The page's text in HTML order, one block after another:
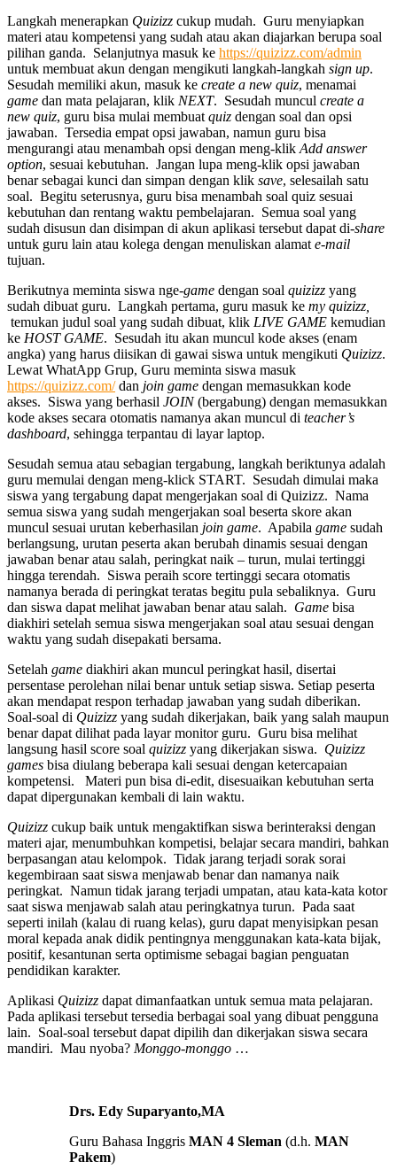
Langkah menerapkan Quizizz cukup mudah. Guru menyiapkan
materi atau kompetensi yang sudah atau akan diajarkan berupa soal
pilihan ganda. Selanjutnya masuk ke https://quizizz.com/admin
untuk membuat akun dengan mengikuti langkah-langkah sign up.
Sesudah memiliki akun, masuk ke create a new quiz, menamai
game dan mata pelajaran, klik NEXT. Sesudah muncul create a
new quiz, guru bisa mulai membuat quiz dengan soal dan opsi
jawaban. Tersedia empat opsi jawaban, namun guru bisa
mengurangi atau menambah opsi dengan meng-klik Add answer
option, sesuai kebutuhan. Jangan lupa meng-klik opsi jawaban
benar sebagai kunci dan simpan dengan klik save, selesailah satu
soal. Begitu seterusnya, guru bisa menambah soal quiz sesuai
kebutuhan dan rentang waktu pembelajaran. Semua soal yang
sudah disusun dan disimpan di akun aplikasi tersebut dapat di-share
untuk guru lain atau kolega dengan menuliskan alamat e-mail
tujuan.
Berikutnya meminta siswa nge-game dengan soal quizizz yang
sudah dibuat guru. Langkah pertama, guru masuk ke my quizizz,
temukan judul soal yang sudah dibuat, klik LIVE GAME kemudian
ke HOST GAME. Sesudah itu akan muncul kode akses (enam
angka) yang harus diisikan di gawai siswa untuk mengikuti Quizizz.
Lewat WhatApp Grup, Guru meminta siswa masuk
https://quizizz.com/dan join game dengan memasukkan kode
akses. Siswa yang berhasil JOIN(bergabung) dengan memasukkan
kode akses secara otomatis namanya akan muncul di teacher’s
dashboard, sehingga terpantau di layar laptop.
Sesudah semua atau sebagian tergabung, langkah beriktunya adalah
guru memulai dengan meng-klick START. Sesudah dimulai maka
siswa yang tergabung dapat mengerjakan soal di Quizizz. Nama
semua siswa yang sudah mengerjakan soal beserta skore akan
muncul sesuai urutan keberhasilan join game. Apabila game sudah
berlangsung, urutan peserta akan berubah dinamis sesuai dengan
jawaban benar atau salah, peringkat naik – turun, mulai tertinggi
hingga terendah. Siswa peraih score tertinggi secara otomatis
namanya berada di peringkat teratas begitu pula sebaliknya. Guru
dan siswa dapat melihat jawaban benar atau salah. Game bisa
diakhiri setelah semua siswa mengerjakan soal atau sesuai dengan
waktu yang sudah disepakati bersama.
Setelah game diakhiri akan muncul peringkat hasil, disertai
persentase perolehan nilai benar untuk setiap siswa. Setiap peserta
akan mendapat respon terhadap jawaban yang sudah diberikan.
Soal-soal di Quizizz yang sudah dikerjakan, baik yang salah maupun
benar dapat dilihat pada layar monitor guru. Guru bisa melihat
langsung hasil score soal quizizz yang dikerjakan siswa. Quizizz
games bisa diulang beberapa kali sesuai dengan ketercapaian
kompetensi. Materi pun bisa di-edit, disesuaikan kebutuhan serta
dapat dipergunakan kembali di lain waktu.
Quizizz cukup baik untuk mengaktifkan siswa berinteraksi dengan
materi ajar, menumbuhkan kompetisi, belajar secara mandiri, bahkan
berpasangan atau kelompok. Tidak jarang terjadi sorak sorai
kegembiraan saat siswa menjawab benar dan namanya naik
peringkat. Namun tidak jarang terjadi umpatan, atau kata-kata kotor
saat siswa menjawab salah atau peringkatnya turun. Pada saat
seperti inilah (kalau di ruang kelas), guru dapat menyisipkan pesan
moral kepada anak didik pentingnya menggunakan kata-kata bijak,
positif, kesantunan serta optimisme sebagai bagian penguatan
pendidikan karakter.
Aplikasi Quizizz dapat dimanfaatkan untuk semua mata pelajaran.
Pada aplikasi tersebut tersedia berbagai soal yang dibuat pengguna
lain. Soal-soal tersebut dapat dipilih dan dikerjakan siswa secara
mandiri. Mau nyoba? Monggo-monggo …
Drs. Edy Suparyanto,MA
Guru Bahasa Inggris MAN 4 Sleman (d.h. MAN
Pakem)